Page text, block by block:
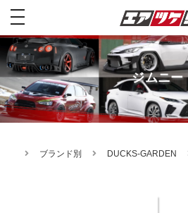
toggle
ジムニー
ブランド別 DUCKS-GARDEN